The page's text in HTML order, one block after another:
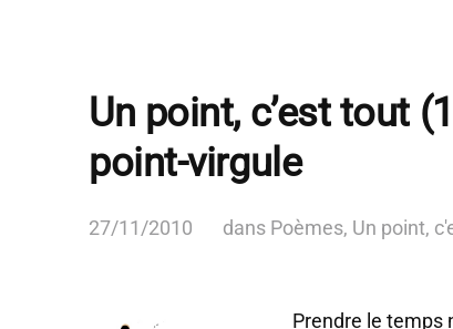
Un point, c’est tout
point-virgule
27/11/2010 dans Poèmes, Un point,
Prendre le temps